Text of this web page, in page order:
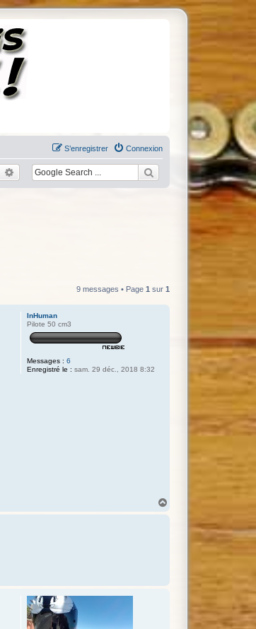
Connexion
S’enregistrer
RechercherRecherche avancée
9 messages • Page 1 sur 1
InHuman
Pilote 50 cm3
Messages : 6
Enregistré le : sam. 29 déc., 2018 8:32